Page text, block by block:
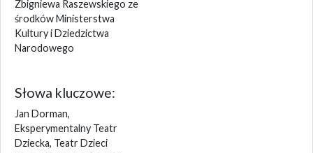
Zbigniewa Raszewskiego ze
środków Ministerstwa
Kultury i Dziedzictwa
Narodowego
Słowa kluczowe:
Jan Dorman,
Eksperymentalny Teatr
Dziecka, Teatr Dzieci